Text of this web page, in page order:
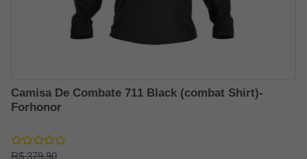
Camisa De Combate 711 Black (combat Shirt)-
Forhonor
R$ 379,90